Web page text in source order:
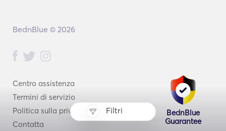
Filtri
Centro assistenza
Termini di servizio
Politica sulla privacy
Contatta
BednBlue
Guarantee
BednBlue © 2026